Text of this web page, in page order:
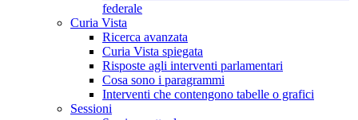
federale
Curia Vista
Ricerca avanzata
Curia Vista spiegata
Risposte agli interventi parlamentari
Cosa sono i paragrammi
Interventi che contengono tabelle o grafici
Sessioni